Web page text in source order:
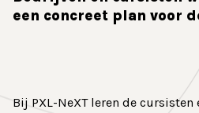
een concreet plan voor
Bij PXL-NeXT leren de cursisten